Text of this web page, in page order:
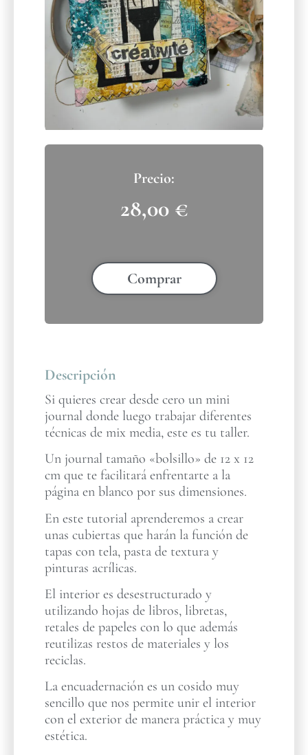
28,00 €
Comprar
Descripción
Si quieres crear desde cero un mini
journal donde luego trabajar diferentes
técnicas de mix media, este es tu taller.
Un journal tamaño «bolsillo» de 12 x 12
cm que te facilitará enfrentarte a la
página en blanco por sus dimensiones.
En este tutorial aprenderemos a crear
unas cubiertas que harán la función de
tapas con tela, pasta de textura y
pinturas acrílicas.
El interior es desestructurado y
utilizando hojas de libros, libretas,
retales de papeles con lo que además
reutilizas restos de materiales y los
reciclas.
La encuadernación es un cosido muy
sencillo que nos permite unir el interior
con el exterior de manera práctica y muy
estética.